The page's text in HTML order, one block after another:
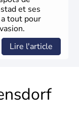
et ses
tout pour
Lire l'article